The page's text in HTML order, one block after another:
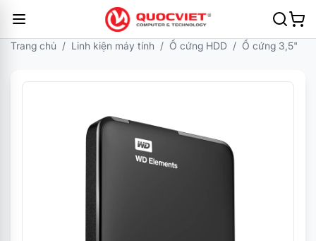
Trang chủ / Linh kiện máy tính / Ổ cứng HDD / Ổ cứng 3,5"